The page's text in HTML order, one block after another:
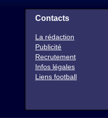
Contacts
La rédaction
Publicité
Recrutement
Infos légales
Liens football